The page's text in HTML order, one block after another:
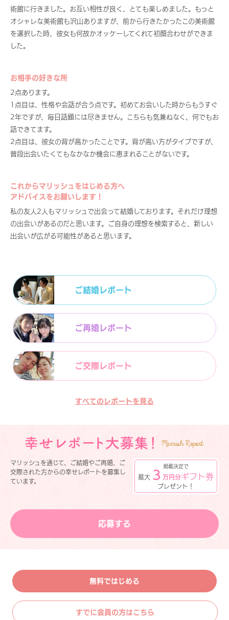
術館に行きました。お互い相性が良く、とても楽しめました。もっと
オシャレな美術館も沢山ありますが、前から行きたかったこの美術館
を選択した時、彼女も何故かオッケーしてくれて初顔合わせができま
した。
お相手の好きな所
2点あります。
1点目は、性格や会話が合う点です。初めてお会いした時からもうすぐ
2年ですが、毎日話題には尽きません。こちらも気兼ねなく、何でもお
話できてます。
2点目は、彼女の背が高かったことです。背が高い方がタイプですが、
普段出会いたくてもなかなか機会に恵まれることがないです。
これからマリッシュをはじめる方へ
アドバイスをお願いします！
私の友人2人もマリッシュで出会って結婚しております。それだけ理想
の出会いがあるのだと思います。ご自身の理想を検索すると、新しい
出会いが広がる可能性があると思います。
ご結婚レポート
ご再婚レポート
ご交際レポート
すべてのレポートを見る
マリッシュを通じて、ご結婚やご再婚、ご
交際された方からの幸せレポートを募集し
ています。
掲載決定で
最大 ３ 万円分ギフト券
プレゼント！
応募する
無料ではじめる
すでに会員の方はこちら